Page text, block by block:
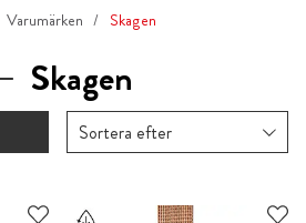
Varumärken Skagen
Skagen
Sortera efter